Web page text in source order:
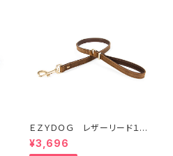
ＥＺＹＤＯＧ レザーリード１０６
ｃｍ（全2色）
¥3,696